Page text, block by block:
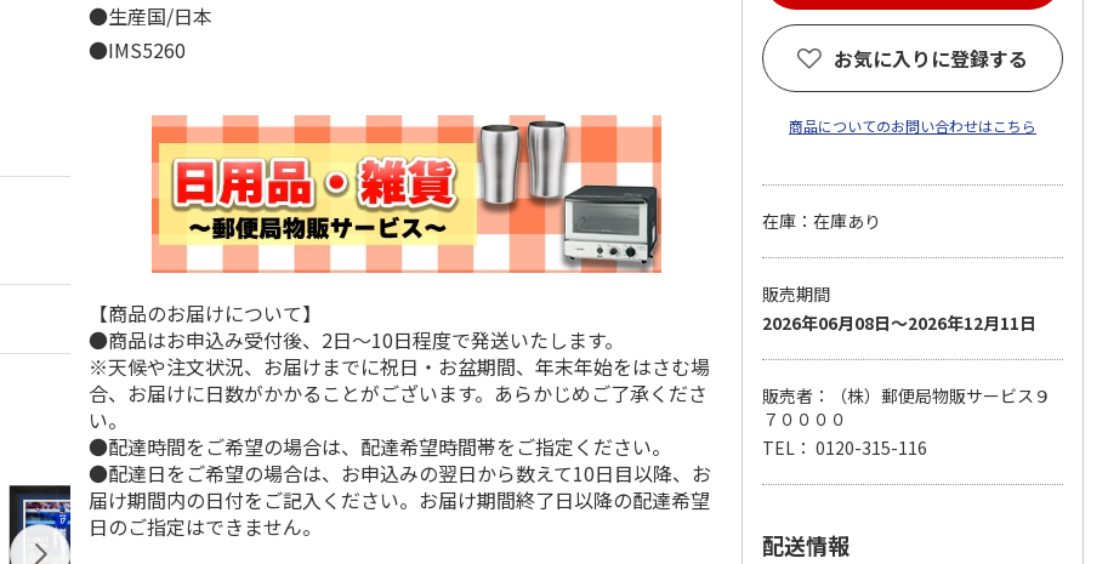
●生産国/日本
●IMS5260
【商品のお届けについて】
●商品はお申込み受付後、2日～10日程度で発送いたします。
※天候や注文状況、お届けまでに祝日・お盆期間、年末年始をはさむ場
合、お届けに日数がかかることがございます。あらかじめご了承くださ
い。
●配達時間をご希望の場合は、配達希望時間帯をご指定ください。
●配達日をご希望の場合は、お申込みの翌日から数えて10日目以降、お
届け期間内の日付をご記入ください。お届け期間終了日以降の配達希望
日のご指定はできません。
お気に入りに登録する
商品についてのお問い合わせはこちら
在庫：在庫あり
販売期間
2026年06月08日～2026年12月11日
販売者：（株）郵便局物販サービス９
７００００
TEL： 0120-315-116
配送情報